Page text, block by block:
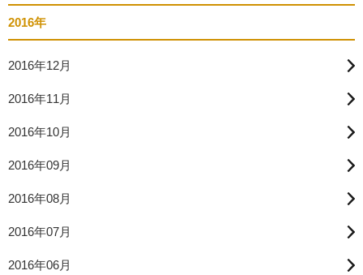
2016年
2016年12月
2016年11月
2016年10月
2016年09月
2016年08月
2016年07月
2016年06月